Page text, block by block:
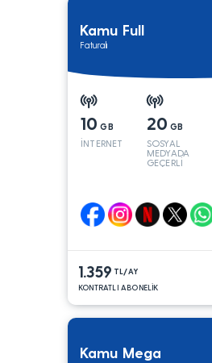
Kamu Full
Faturalı
10 GB
İNTERNET
20 GB
SOSYAL
MEDYADA
GEÇERLİ
1.359 TL/AY
KONTRATLI ABONELİK
Kamu Mega